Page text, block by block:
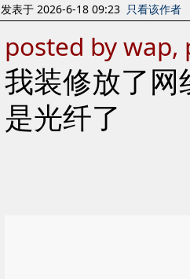
发表于 2026-6-18 09:23 只看该作者
posted by
我装修放了
是光纤了